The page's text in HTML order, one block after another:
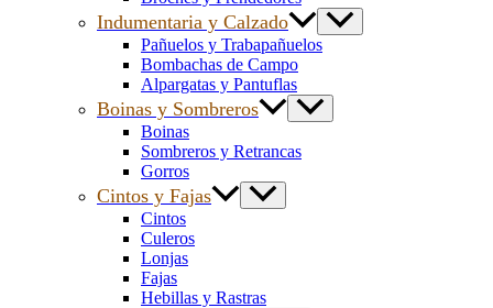
Indumentaria y Calzado
Pañuelos y Trabapañuelos
Bombachas de Campo
Alpargatas y Pantuflas
Boinas y Sombreros
Boinas
Sombreros y Retrancas
Gorros
Cintos y Fajas
Cintos
Culeros
Lonjas
Fajas
Hebillas y Rastras